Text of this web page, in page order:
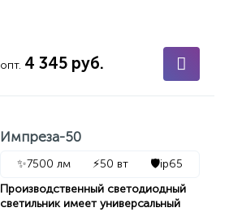
опт. 4 345 руб.
Импреза-50
✨7500 лм ⚡50 вт 🛡️ip65
Производственный светодиодный
светильник имеет универсальный